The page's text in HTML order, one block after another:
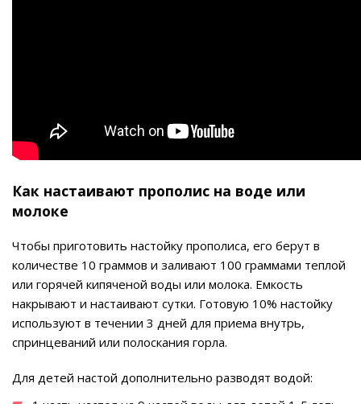
Как настаивают прополис на воде или
молоке
Чтобы приготовить настойку прополиса, его берут в
количестве 10 граммов и заливают 100 граммами теплой
или горячей кипяченой воды или молока. Емкость
накрывают и настаивают сутки. Готовую 10% настойку
используют в течении 3 дней для приема внутрь,
спринцеваний или полоскания горла.
Для детей настой дополнительно разводят водой: